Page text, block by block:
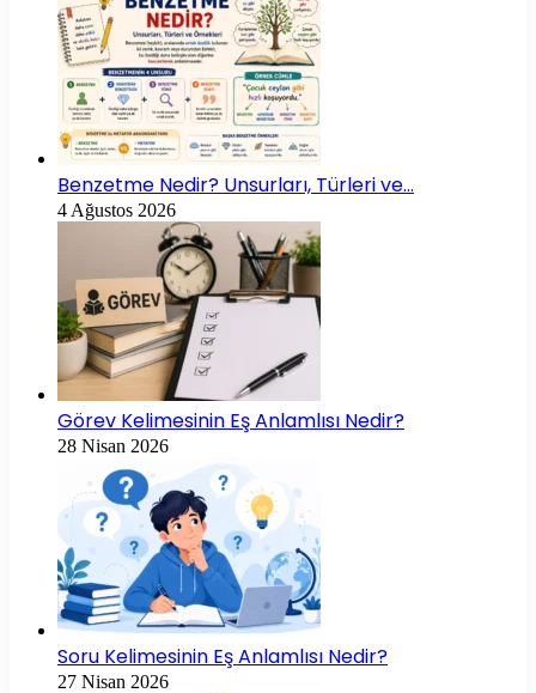
Benzetme Nedir? Unsurları, Türleri ve…
4 Ağustos 2026
Görev Kelimesinin Eş Anlamlısı Nedir?
28 Nisan 2026
Soru Kelimesinin Eş Anlamlısı Nedir?
27 Nisan 2026